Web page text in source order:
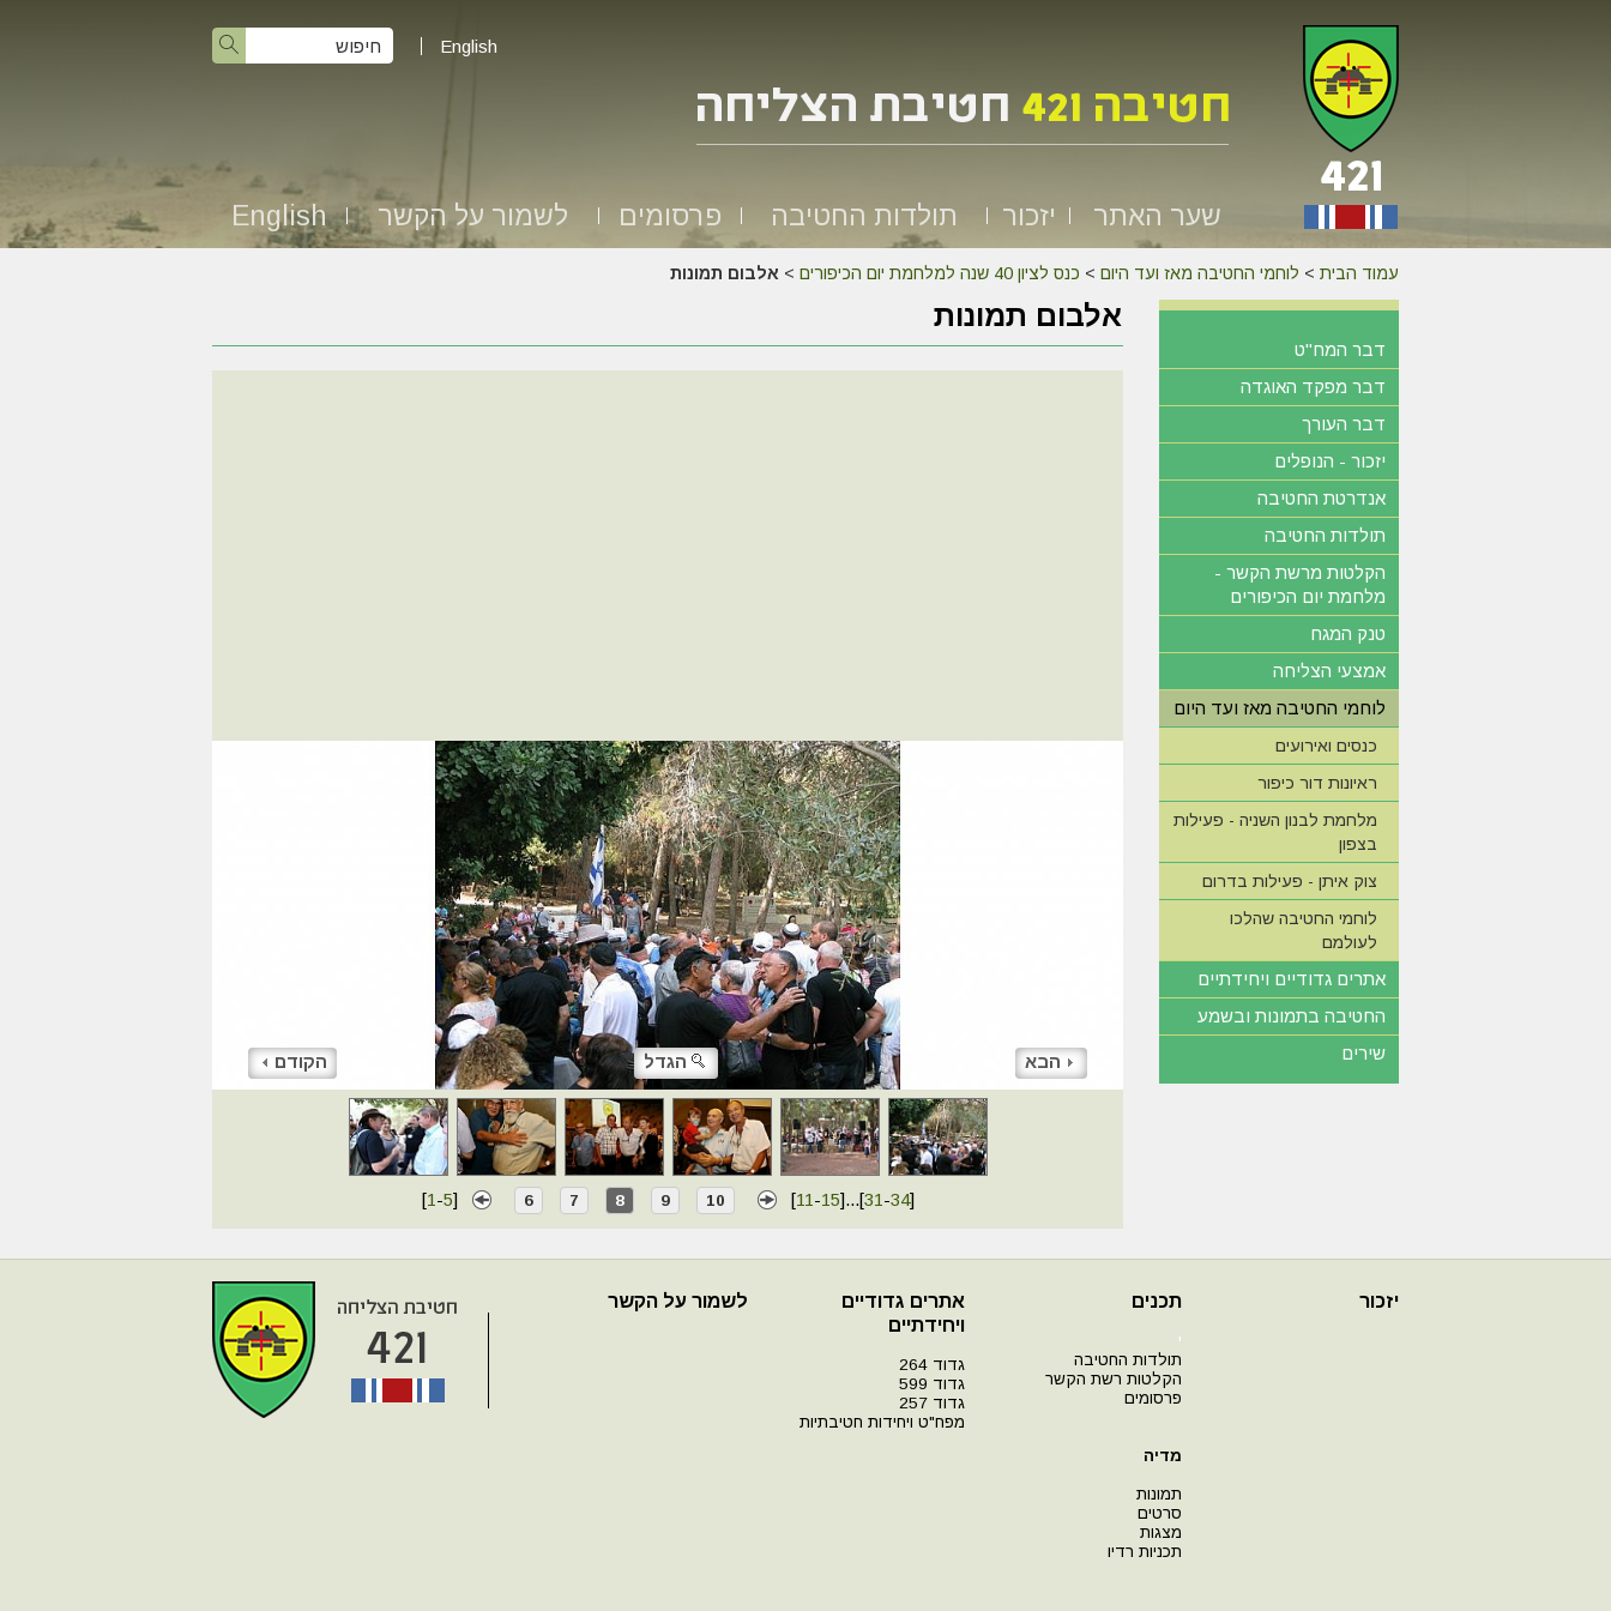
English
שער האתר יזכור תולדות החטיבה פרסומים לשמור על הקשר English
עמוד הבית > לוחמי החטיבה מאז ועד היום > כנס לציון 40 שנה למלחמת יום הכיפורים > אלבום תמונות
אלבום תמונות
הקודם הגדל הבא
[1 -5] 6 7 8 9 10 [11 -15]...[31 -34]
דבר המח"ט
דבר מפקד האוגדה
דבר העורך
יזכור - הנופלים
אנדרטת החטיבה
תולדות החטיבה
הקלטות מרשת הקשר -
מלחמת יום הכיפורים
טנק המגח
אמצעי הצליחה
לוחמי החטיבה מאז ועד היום
כנסים ואירועים
ראיונות דור כיפור
מלחמת לבנון השניה - פעילות
בצפון
צוק איתן - פעילות בדרום
לוחמי החטיבה שהלכו
לעולמם
אתרים גדודיים ויחידתיים
החטיבה בתמונות ובשמע
שירים
יזכור תכנים
י
תולדות החטיבה
הקלטות רשת הקשר
פרסומים
מדיה
תמונות
סרטים
מצגות
תכניות רדיו
אתרים גדודיים
ויחידתיים
גדוד 264
גדוד 599
גדוד 257
מפח"ט ויחידות חטיבתיות
לשמור על הקשר